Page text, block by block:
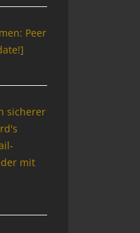
Peer
sicherer
mit